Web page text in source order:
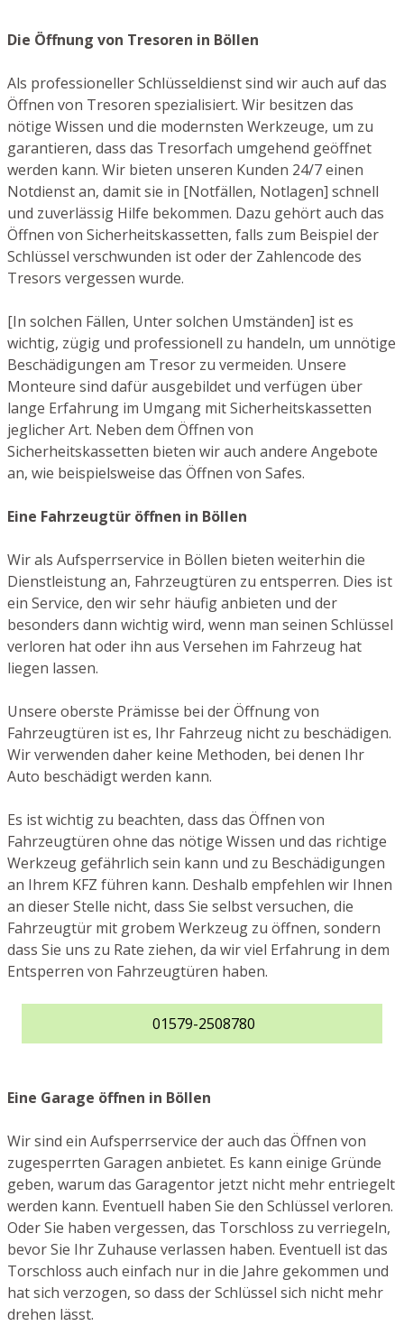
Die Öffnung von Tresoren in Böllen
Als professioneller Schlüsseldienst sind wir auch auf das
Öffnen von Tresoren spezialisiert. Wir besitzen das
nötige Wissen und die modernsten Werkzeuge, um zu
garantieren, dass das Tresorfach umgehend geöffnet
werden kann. Wir bieten unseren Kunden 24/7 einen
Notdienst an, damit sie in [Notfällen, Notlagen] schnell
und zuverlässig Hilfe bekommen. Dazu gehört auch das
Öffnen von Sicherheitskassetten, falls zum Beispiel der
Schlüssel verschwunden ist oder der Zahlencode des
Tresors vergessen wurde.
[In solchen Fällen, Unter solchen Umständen] ist es
wichtig, zügig und professionell zu handeln, um unnötige
Beschädigungen am Tresor zu vermeiden. Unsere
Monteure sind dafür ausgebildet und verfügen über
lange Erfahrung im Umgang mit Sicherheitskassetten
jeglicher Art. Neben dem Öffnen von
Sicherheitskassetten bieten wir auch andere Angebote
an, wie beispielsweise das Öffnen von Safes.
Eine Fahrzeugtür öffnen in Böllen
Wir als Aufsperrservice in Böllen bieten weiterhin die
Dienstleistung an, Fahrzeugtüren zu entsperren. Dies ist
ein Service, den wir sehr häufig anbieten und der
besonders dann wichtig wird, wenn man seinen Schlüssel
verloren hat oder ihn aus Versehen im Fahrzeug hat
liegen lassen.
Unsere oberste Prämisse bei der Öffnung von
Fahrzeugtüren ist es, Ihr Fahrzeug nicht zu beschädigen.
Wir verwenden daher keine Methoden, bei denen Ihr
Auto beschädigt werden kann.
Es ist wichtig zu beachten, dass das Öffnen von
Fahrzeugtüren ohne das nötige Wissen und das richtige
Werkzeug gefährlich sein kann und zu Beschädigungen
an Ihrem KFZ führen kann. Deshalb empfehlen wir Ihnen
an dieser Stelle nicht, dass Sie selbst versuchen, die
Fahrzeugtür mit grobem Werkzeug zu öffnen, sondern
dass Sie uns zu Rate ziehen, da wir viel Erfahrung in dem
Entsperren von Fahrzeugtüren haben.
01579-2508780
Eine Garage öffnen in Böllen
Wir sind ein Aufsperrservice der auch das Öffnen von
zugesperrten Garagen anbietet. Es kann einige Gründe
geben, warum das Garagentor jetzt nicht mehr entriegelt
werden kann. Eventuell haben Sie den Schlüssel verloren.
Oder Sie haben vergessen, das Torschloss zu verriegeln,
bevor Sie Ihr Zuhause verlassen haben. Eventuell ist das
Torschloss auch einfach nur in die Jahre gekommen und
hat sich verzogen, so dass der Schlüssel sich nicht mehr
drehen lässt.